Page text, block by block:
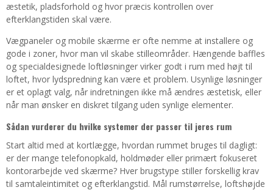
æstetik, pladsforhold og hvor præcis kontrollen over
efterklangstiden skal være.
Vægpaneler og mobile skærme er ofte nemme at installere og
gode i zoner, hvor man vil skabe stilleområder. Hængende baffles
og specialdesignede loftløsninger virker godt i rum med højt til
loftet, hvor lydspredning kan være et problem. Usynlige løsninger
er et oplagt valg, når indretningen ikke må ændres æstetisk, eller
når man ønsker en diskret tilgang uden synlige elementer.
Sådan vurderer du hvilke systemer der passer til jeres rum
Start altid med at kortlægge, hvordan rummet bruges til dagligt:
er der mange telefonopkald, holdmøder eller primært fokuseret
kontorarbejde ved skærme? Hver brugstype stiller forskellig krav
til samtaleintimitet og efterklangstid. Mål rumstørrelse, loftshøjde